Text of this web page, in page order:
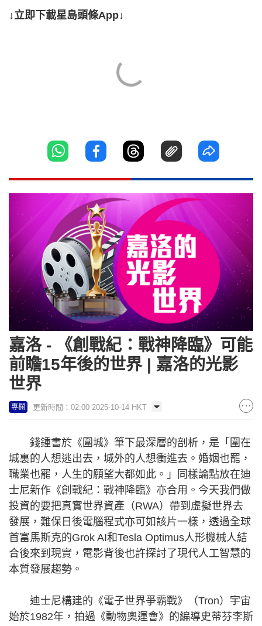
↓立即下載星島頭條App↓
嘉洛 - 《創戰紀：戰神降臨》可能
前瞻15年後的世界 | 嘉洛的光影
世界
專欄 更新時間：02:00 2025-10-14 HKT
錢鍾書於《圍城》筆下最深層的剖析，是「圍在
城裏的人想逃出去，城外的人想衝進去。婚姻也罷，
職業也罷，人生的願望大都如此。」同樣論點放在迪
士尼新作《創戰紀：戰神降臨》亦合用。今天我們做
投資的要把真實世界資產（RWA）帶到虛擬世界去
發展，難保日後電腦程式亦可如該片一樣，透過全球
首富馬斯克的Grok AI和Tesla Optimus人形機械人結
合後來到現實，電影背後也許探討了現代人工智慧的
本質發展趨勢。
迪士尼構建的《電子世界爭霸戰》（Tron）宇宙
始於1982年，拍過《動物奧運會》的編導史蒂芬李斯